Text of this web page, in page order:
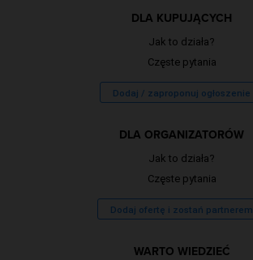
DLA KUPUJĄCYCH
Jak to działa?
Częste pytania
Dodaj / zaproponuj ogłoszenie
DLA ORGANIZATORÓW
Jak to działa?
Częste pytania
Dodaj ofertę i zostań partnerem
WARTO WIEDZIEĆ